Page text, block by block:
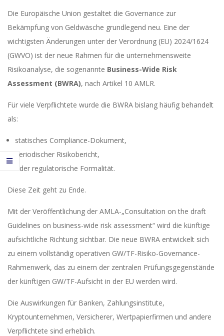
Die Europäische Union gestaltet die Governance zur
Bekämpfung von Geldwäsche grundlegend neu. Eine der
wichtigsten Änderungen unter der Verordnung (EU) 2024/1624
(GWVO) ist der neue Rahmen für die unternehmensweite
Risikoanalyse, die sogenannte Business-Wide Risk
Assessment (BWRA), nach Artikel 10 AMLR.
Für viele Verpflichtete wurde die BWRA bislang häufig behandelt
als:
statisches Compliance-Dokument,
periodischer Risikobericht,
oder regulatorische Formalität.
Diese Zeit geht zu Ende.
Mit der Veröffentlichung der AMLA-„Consultation on the draft
Guidelines on business-wide risk assessment“ wird die künftige
aufsichtliche Richtung sichtbar. Die neue BWRA entwickelt sich
zu einem vollständig operativen GW/TF-Risiko-Governance-
Rahmenwerk, das zu einem der zentralen Prüfungsgegenstände
der künftigen GW/TF-Aufsicht in der EU werden wird.
Die Auswirkungen für Banken, Zahlungsinstitute,
Kryptounternehmen, Versicherer, Wertpapierfirmen und andere
Verpflichtete sind erheblich.